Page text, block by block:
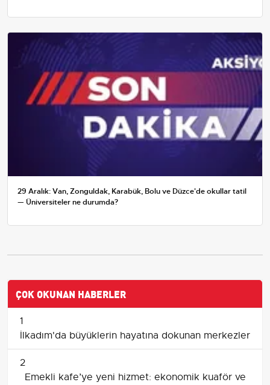
29 Aralık: Van, Zonguldak, Karabük, Bolu ve Düzce'de okullar tatil
— Üniversiteler ne durumda?
ÇOK OKUNAN HABERLER
1
İlkadım'da büyüklerin hayatına dokunan merkezler
2
Emekli kafe’ye yeni hizmet: ekonomik kuaför ve